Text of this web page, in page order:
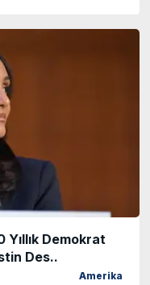
Demokrat
Des..
Amerika